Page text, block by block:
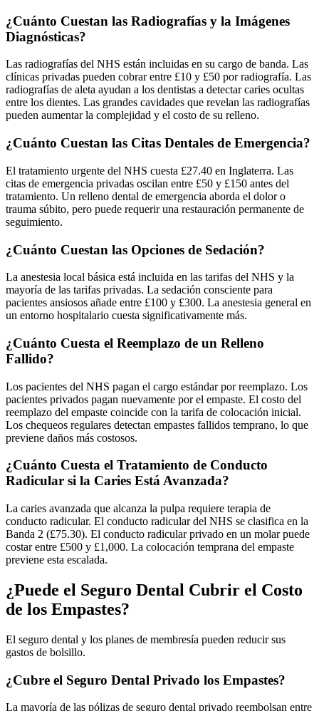
¿Cuánto Cuestan las Radiografías y la Imágenes
Diagnósticas?
Las radiografías del NHS están incluidas en su cargo de banda. Las
clínicas privadas pueden cobrar entre £10 y £50 por radiografía. Las
radiografías de aleta ayudan a los dentistas a detectar caries ocultas
entre los dientes. Las grandes cavidades que revelan las radiografías
pueden aumentar la complejidad y el costo de su relleno.
¿Cuánto Cuestan las Citas Dentales de Emergencia?
El tratamiento urgente del NHS cuesta £27.40 en Inglaterra. Las
citas de emergencia privadas oscilan entre £50 y £150 antes del
tratamiento. Un relleno dental de emergencia aborda el dolor o
trauma súbito, pero puede requerir una restauración permanente de
seguimiento.
¿Cuánto Cuestan las Opciones de Sedación?
La anestesia local básica está incluida en las tarifas del NHS y la
mayoría de las tarifas privadas. La sedación consciente para
pacientes ansiosos añade entre £100 y £300. La anestesia general en
un entorno hospitalario cuesta significativamente más.
¿Cuánto Cuesta el Reemplazo de un Relleno
Fallido?
Los pacientes del NHS pagan el cargo estándar por reemplazo. Los
pacientes privados pagan nuevamente por el empaste. El costo del
reemplazo del empaste coincide con la tarifa de colocación inicial.
Los chequeos regulares detectan empastes fallidos temprano, lo que
previene daños más costosos.
¿Cuánto Cuesta el Tratamiento de Conducto
Radicular si la Caries Está Avanzada?
La caries avanzada que alcanza la pulpa requiere terapia de
conducto radicular. El conducto radicular del NHS se clasifica en la
Banda 2 (£75.30). El conducto radicular privado en un molar puede
costar entre £500 y £1,000. La colocación temprana del empaste
previene esta escalada.
¿Puede el Seguro Dental Cubrir el Costo
de los Empastes?
El seguro dental y los planes de membresía pueden reducir sus
gastos de bolsillo.
¿Cubre el Seguro Dental Privado los Empastes?
La mayoría de las pólizas de seguro dental privado reembolsan entre